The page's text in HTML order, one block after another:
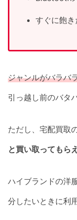
すぐに飽
ジャンルがバラバ
引っ越し前のバタ
ただし、宅配買取
と買い取ってもら
ハイブランドの洋
分したいときに利